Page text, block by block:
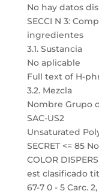
No hay datos
SECCI N 3:
ingredientes
3.1. Sustancia
No aplicable
Full text of H-
3.2. Mezcla
Nombre Grupo
SAC-US2
Unsaturated
SECRET <= 85
COLOR
est clasificado
67-7 0 - 5 Carc.